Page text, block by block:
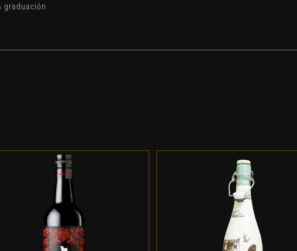
graduación
ADD TO CART / DETALLES ADD TO CART / DETALLES